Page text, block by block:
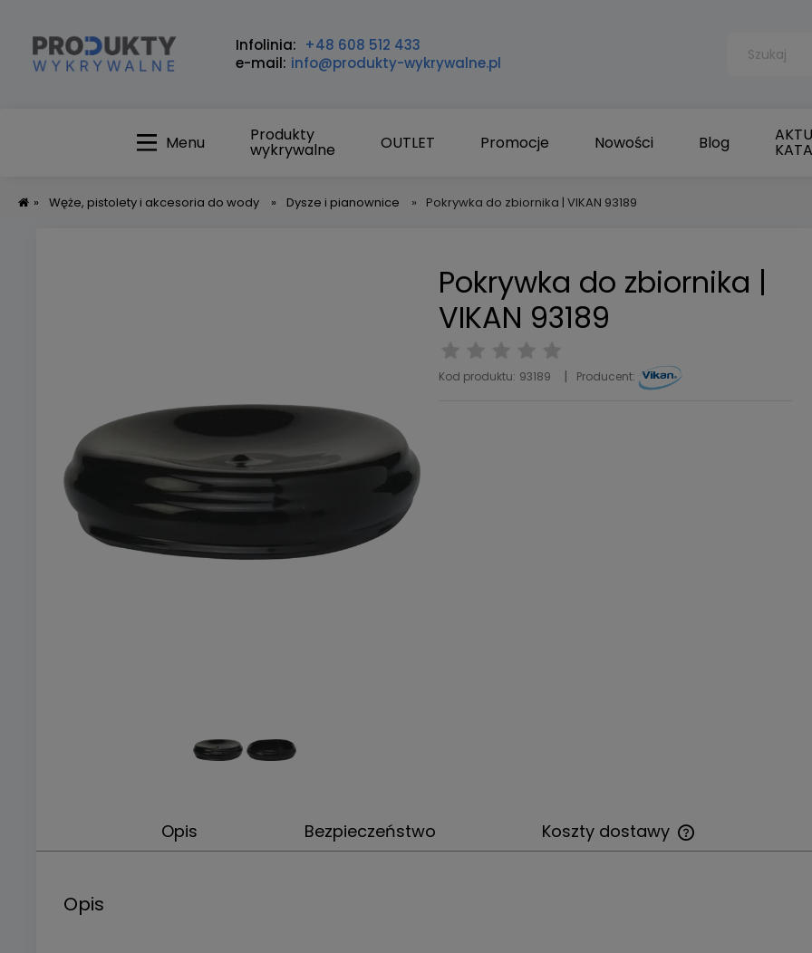
Infolinia: +48 608 512 433
e-mail: info@produkty-wykrywalne.pl
Menu Produkty
wykrywalne OUTLET Promocje Nowości Blog
» Węże, pistolety i akcesoria do wody » Dysze i pianownice » Pokrywka do zbiornika | VIKAN 93189
Pokrywka do zbiornika |
VIKAN 93189
Kod produktu: 93189 Producent:
Opis Bezpieczeństwo Koszty dostawy
Opis